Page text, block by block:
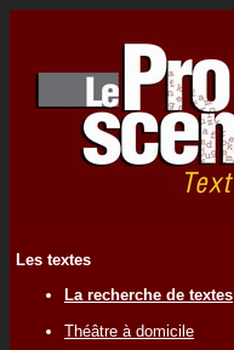
Les textes
La recherche de textes
Théâtre à domicile